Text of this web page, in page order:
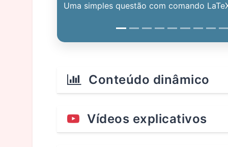
Uma simples questão com comando
Conteúdo dinâmico
Vídeos explicativos